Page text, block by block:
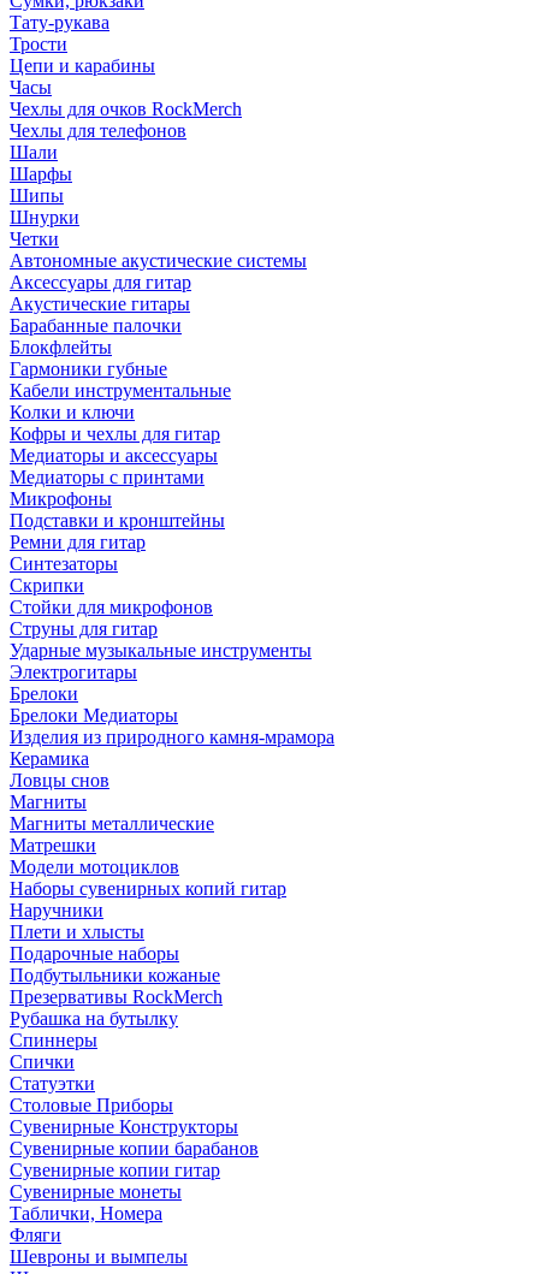
Тату-рукава
Трости
Цепи и карабины
Часы
Чехлы для очков RockMerch
Чехлы для телефонов
Шали
Шарфы
Шипы
Шнурки
Четки
Автономные акустические системы
Аксессуары для гитар
Акустические гитары
Барабанные палочки
Блокфлейты
Гармоники губные
Кабели инструментальные
Колки и ключи
Кофры и чехлы для гитар
Медиаторы и аксессуары
Медиаторы с принтами
Микрофоны
Подставки и кронштейны
Ремни для гитар
Синтезаторы
Скрипки
Стойки для микрофонов
Струны для гитар
Ударные музыкальные инструменты
Электрогитары
Брелоки
Брелоки Медиаторы
Изделия из природного камня-мрамора
Керамика
Ловцы снов
Магниты
Магниты металлические
Матрешки
Модели мотоциклов
Наборы сувенирных копий гитар
Наручники
Плети и хлысты
Подарочные наборы
Подбутыльники кожаные
Презервативы RockMerch
Рубашка на бутылку
Спиннеры
Спички
Статуэтки
Столовые Приборы
Сувенирные Конструкторы
Сувенирные копии барабанов
Сувенирные копии гитар
Сувенирные монеты
Таблички, Номера
Фляги
Шевроны и вымпелы